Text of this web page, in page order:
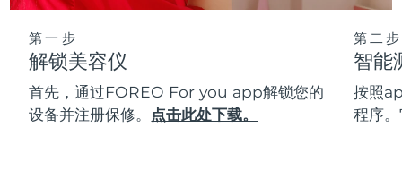
第一步
解锁美容仪
首先，通过FOREO For you app解锁您的
设备并注册保修。 点击此处下载。
第二步
智能
按照
程序